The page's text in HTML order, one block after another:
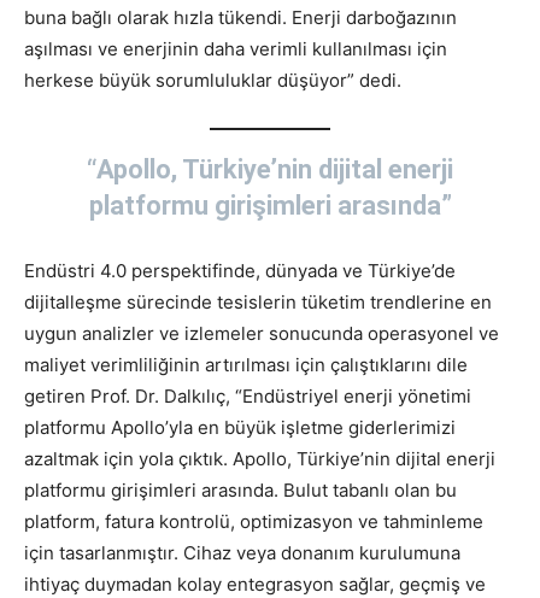
buna bağlı olarak hızla tükendi. Enerji darboğazının
aşılması ve enerjinin daha verimli kullanılması için
herkese büyük sorumluluklar düşüyor” dedi.
“Apollo, Türkiye’nin dijital enerji
platformu girişimleri arasında”
Endüstri 4.0 perspektifinde, dünyada ve Türkiye’de
dijitalleşme sürecinde tesislerin tüketim trendlerine en
uygun analizler ve izlemeler sonucunda operasyonel ve
maliyet verimliliğinin artırılması için çalıştıklarını dile
getiren Prof. Dr. Dalkılıç, “Endüstriyel enerji yönetimi
platformu Apollo’yla en büyük işletme giderlerimizi
azaltmak için yola çıktık. Apollo, Türkiye’nin dijital enerji
platformu girişimleri arasında. Bulut tabanlı olan bu
platform, fatura kontrolü, optimizasyon ve tahminleme
için tasarlanmıştır. Cihaz veya donanım kurulumuna
ihtiyaç duymadan kolay entegrasyon sağlar, geçmiş ve